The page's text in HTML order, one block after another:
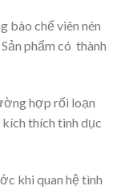
bào chế viên nén
phẩm có thành
hợp rối loạn
thích tình dục
khi quan hệ tình